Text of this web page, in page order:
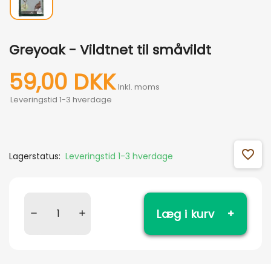
Greyoak - Vildtnet til småvildt
59,00 DKK Inkl. moms
Leveringstid 1-3 hverdage
Lagerstatus: Leveringstid 1-3 hverdage favorite_outline
Læg i kurv